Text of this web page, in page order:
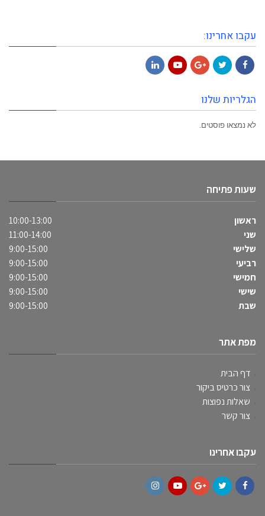
עקבו אחרינו:
הגלריות שלנו
לא נמצאו פוסטים.
שעות פתיחה
ראשון
10:00-13:00
שני
11:00-14:00
שלישי
9:00-15:00
רביעי
9:00-15:00
חמישי
9:00-15:00
שישי
9:00-15:00
שבת
9:00-15:00
מפת אתר
דף הבית
צור כרטיס ביקור
שאלות נפוצות
צור קשר
עקבו אחרינו